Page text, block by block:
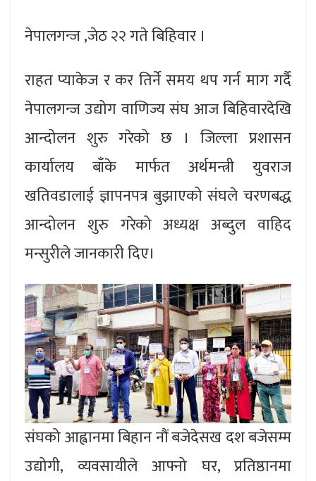
नेपालगन्ज ,जेठ २२ गते बिहिवार ।
राहत प्याकेज र कर तिर्ने समय थप गर्न माग गर्दै
नेपालगन्ज उद्योग वाणिज्य संघ आज बिहिवारदेखि
आन्दोलन शुरु गरेको छ । जिल्ला प्रशासन
कार्यालय बाँके मार्फत अर्थमन्त्री युवराज
खतिवडालाई ज्ञापनपत्र बुझाएको संघले चरणबद्ध
आन्दोलन शुरु गरेको अध्यक्ष अब्दुल वाहिद
मन्सुरीले जानकारी दिए।
संघको आह्वानमा बिहान नौं बजेदेसख दश बजेसम्म
उद्योगी, व्यवसायीले आफ्नो घर, प्रतिष्ठानमा